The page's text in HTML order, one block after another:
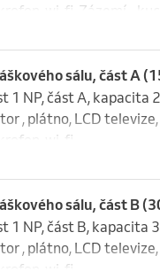
wi-fi. Zázemí -
sálu, část A
1 NP, část A, kapacita
, plátno, LCD televize,
wi-fi.
sálu, část B
1 NP, část B, kapacita
, plátno, LCD televize,
wi-fi.